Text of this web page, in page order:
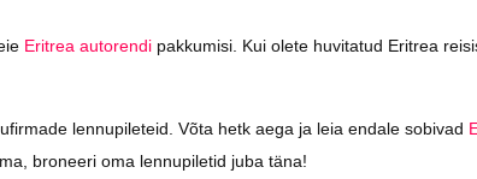
Eritrea autorendi pakkumisi. Kui olete huvitatud Eritrea
lennupileteid. Võta hetk aega ja leia endale sobivad
broneeri oma lennupiletid juba täna!